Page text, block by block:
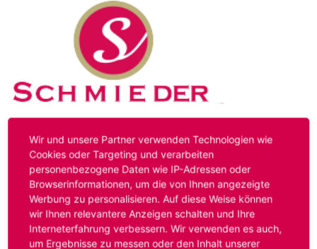
Kontakt Impressum Datenschutz
Hinweis:Das von ihnen aufgerufene Stellenangebot ist
bereits ausgelaufen. Alternative Stellenanzeigen finden
Sie unter:
www.schmieder-personal.de/stellenangebote
Oder Sie bewerben sich
initiativund wir suchen für Sie
passende Stellenangebote.
Wir und unsere Partner verwenden Technologien wie
Cookies oder Targeting und verarbeiten
personenbezogene Daten wie IP-Adressen oder
Browserinformationen, um die von Ihnen angezeigte
Werbung zu personalisieren. Auf diese Weise können
wir Ihnen relevantere Anzeigen schalten und Ihre
Interneterfahrung verbessern. Wir verwenden es auch,
um Ergebnisse zu messen oder den Inhalt unserer